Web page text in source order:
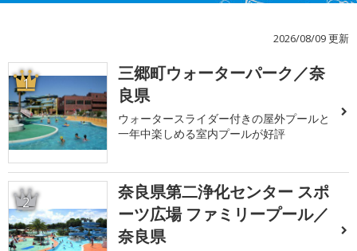
2026/08/09 更新
1
三郷町ウォーターパーク／奈
良県
ウォータースライダー付きの屋外プールと
一年中楽しめる室内プールが好評
2
奈良県第二浄化センター スポ
ーツ広場 ファミリープール／
奈良県